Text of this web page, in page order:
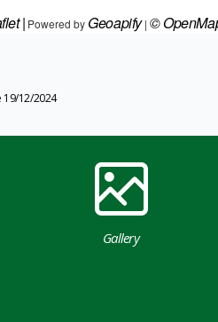
| Powered by Geoapify| ©
19/12/2024
Gallery